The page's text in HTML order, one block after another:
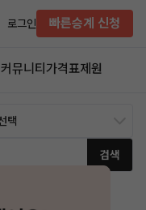
로그인 빠른승계 신청
커뮤니티 가격표제원
검색